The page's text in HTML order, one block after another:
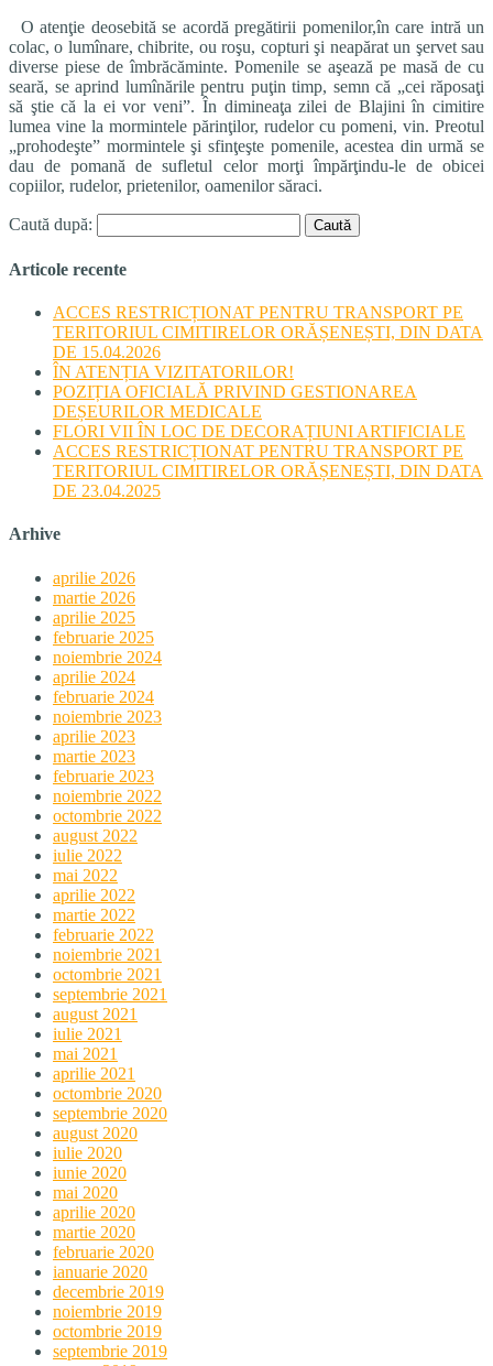
O atenţie deosebită se acordă pregătirii pomenilor,în care intră un
colac, o lumînare, chibrite, ou roşu, copturi şi neapărat un şervet sau
diverse piese de îmbrăcăminte. Pomenile se aşează pe masă de cu
seară, se aprind lumînările pentru puţin timp, semn că „cei răposaţi
să ştie că la ei vor veni”. În dimineaţa zilei de Blajini în cimitire
lumea vine la mormintele părinţilor, rudelor cu pomeni, vin. Preotul
„prohodeşte” mormintele şi sfinţeşte pomenile, acestea din urmă se
dau de pomană de sufletul celor morţi împărţindu-le de obicei
copiilor, rudelor, prietenilor, oamenilor săraci.
Caută după:
Articole recente
ACCES RESTRICȚIONAT PENTRU TRANSPORT PE
TERITORIUL CIMITIRELOR ORĂȘENEȘTI, DIN DATA
DE 15.04.2026
ÎN ATENȚIA VIZITATORILOR!
POZIȚIA OFICIALĂ PRIVIND GESTIONAREA
DEȘEURILOR MEDICALE
FLORI VII ÎN LOC DE DECORAȚIUNI ARTIFICIALE
ACCES RESTRICȚIONAT PENTRU TRANSPORT PE
TERITORIUL CIMITIRELOR ORĂȘENEȘTI, DIN DATA
DE 23.04.2025
Arhive
aprilie 2026
martie 2026
aprilie 2025
februarie 2025
noiembrie 2024
aprilie 2024
februarie 2024
noiembrie 2023
aprilie 2023
martie 2023
februarie 2023
noiembrie 2022
octombrie 2022
august 2022
iulie 2022
mai 2022
aprilie 2022
martie 2022
februarie 2022
noiembrie 2021
octombrie 2021
septembrie 2021
august 2021
iulie 2021
mai 2021
aprilie 2021
octombrie 2020
septembrie 2020
august 2020
iulie 2020
iunie 2020
mai 2020
aprilie 2020
martie 2020
februarie 2020
ianuarie 2020
decembrie 2019
noiembrie 2019
octombrie 2019
septembrie 2019